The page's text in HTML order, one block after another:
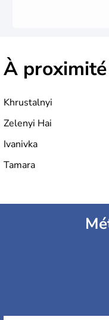
À
Khrustalnyi
Zelenyi Hai
Ivanivka
Tamara